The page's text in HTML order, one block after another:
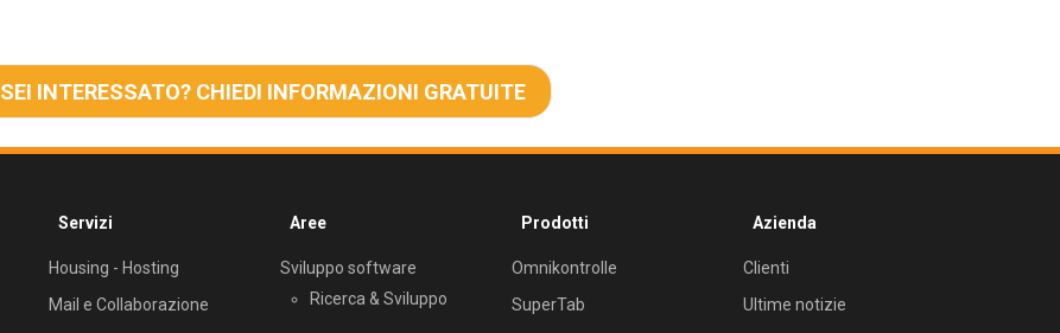
SEI INTERESSATO? CHIEDI INFORMAZIONI GRATUITE
Servizi
Housing - Hosting
Mail e Collaborazione
Aree
Sviluppo software
Ricerca & Sviluppo
Prodotti
Omnikontrolle
SuperTab
Azienda
Clienti
Ultime notizie